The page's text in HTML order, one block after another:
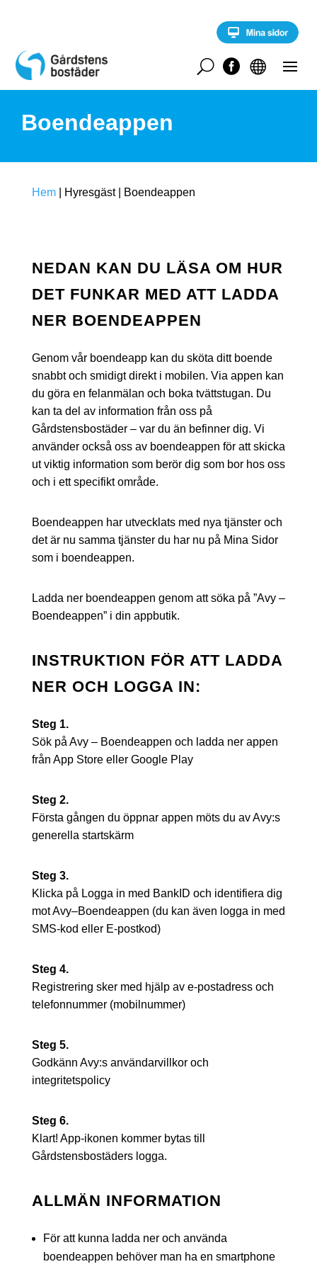
c
n


U
Boendeappen
Hem Hyresgäst Boendeappen
NEDAN KAN DU LÄSA OM HUR
DET FUNKAR MED ATT LADDA
NER BOENDEAPPEN
Genom vår boendeapp kan du sköta ditt boende
snabbt och smidigt direkt i mobilen. Via appen kan
du göra en felanmälan och boka tvättstugan. Du
kan ta del av information från oss på
Gårdstensbostäder – var du än befinner dig. Vi
använder också oss av boendeappen för att skicka
ut viktig information som berör dig som bor hos oss
och i ett specifikt område.
Boendeappen har utvecklats med nya tjänster och
det är nu samma tjänster du har nu på Mina Sidor
som i boendeappen.
Ladda ner boendeappen genom att söka på ”Avy –
Boendeappen” i din appbutik.
INSTRUKTION FÖR ATT LADDA
NER OCH LOGGA IN:
Steg 1.
Sök på Avy – Boendeappen och ladda ner appen
från App Store eller Google Play
Steg 2.
Första gången du öppnar appen möts du av Avy:s
generella startskärm
Steg 3.
Klicka på Logga in med BankID och identifiera dig
mot Avy–Boendeappen (du kan även logga in med
SMS-kod eller E-postkod)
Steg 4.
Registrering sker med hjälp av e-postadress och
telefonnummer (mobilnummer)
Steg 5.
Godkänn Avy:s användarvillkor och
integritetspolicy
Steg 6.
Klart! App-ikonen kommer bytas till
Gårdstensbostäders logga.
ALLMÄN INFORMATION
För att kunna ladda ner och använda
boendeappen behöver man ha en smartphone